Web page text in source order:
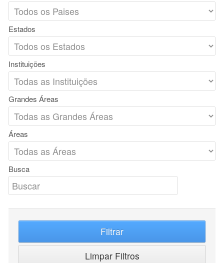
Estados
Instituições
Grandes Áreas
Áreas
Busca
Filtrar
Limpar Filtros